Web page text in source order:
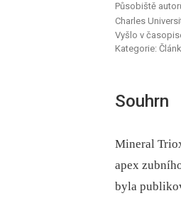
Působiště
Charles
Vyšlo v
Kategorie:
Souhrn
Mineral
apex
byla